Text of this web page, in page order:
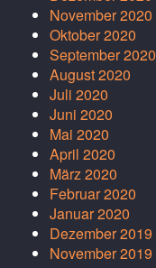
November 2020
Oktober 2020
September 2020
August 2020
Juli 2020
Juni 2020
Mai 2020
April 2020
März 2020
Februar 2020
Januar 2020
Dezember 2019
November 2019